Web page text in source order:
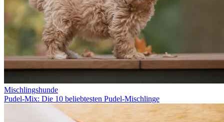
Mischlingshunde
Pudel-Mix: Die 10 beliebtesten Pudel-Mischlinge